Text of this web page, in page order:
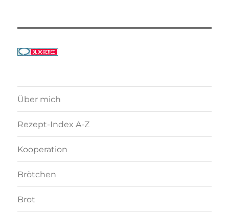
Über mich
Rezept-Index A-Z
Kooperation
Brötchen
Brot